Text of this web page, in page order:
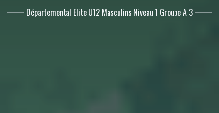
Départemental Elite U12 Masculins Niveau 1 Groupe A 3